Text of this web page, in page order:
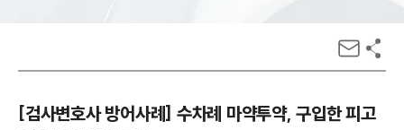
[검사변호사 방어사례] 수차례 마약투약, 구입한 피고